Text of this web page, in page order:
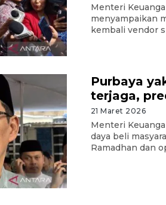
Menteri
menyampaikan
kembali vendor
Purbaya
terjaga,
21 Maret 2026
Menteri
daya beli
Ramadhan dan